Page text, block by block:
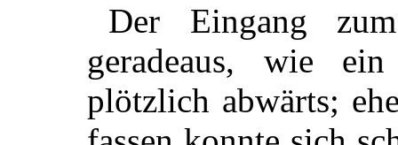
Der Eingang
geradeaus, wie
plötzlich abwärts;